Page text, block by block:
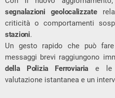
segnalazioni geolocalizzate
criticità o comportamenti
stazioni.
Un gesto rapido che può
messaggi brevi raggiungono
della Polizia Ferroviaria e le
valutazione istantanea e un